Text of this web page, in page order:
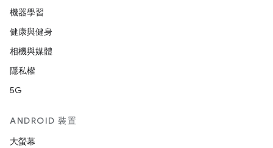
機器學習
健康與健身
相機與媒體
隱私權
5G
ANDROID 裝置
大螢幕